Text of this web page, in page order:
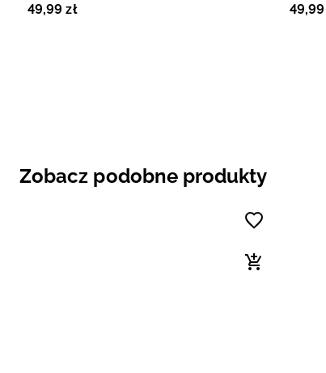
49,99 zł
49,99
Zobacz podobne produkty